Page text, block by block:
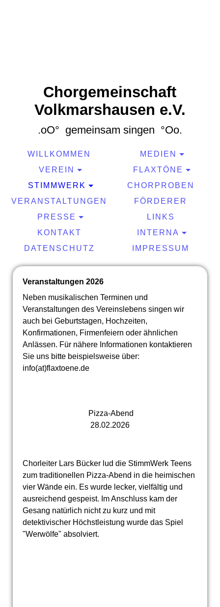
Chorgemeinschaft
Volkmarshausen e.V.
.oO° gemeinsam singen °Oo.
WILLKOMMEN
MEDIEN
VEREIN
FLAXTÖNE
STIMMWERK
CHORPROBEN
VERANSTALTUNGEN
FÖRDERER
PRESSE
LINKS
KONTAKT
INTERNA
DATENSCHUTZ
IMPRESSUM
Veranstaltungen 2026
Neben musikalischen Terminen und
Veranstaltungen des Vereinslebens singen wir
auch bei Geburtstagen, Hochzeiten,
Konfirmationen, Firmenfeiern oder ähnlichen
Anlässen. Für nähere Informationen kontaktieren
Sie uns bitte beispielsweise über:
info(at)flaxtoene.de
Pizza-Abend
28.02.2026
Chorleiter Lars Bücker lud die StimmWerk Teens
zum traditionellen Pizza-Abend in die heimischen
vier Wände ein. Es wurde lecker, vielfältig und
ausreichend gespeist. Im Anschluss kam der
Gesang natürlich nicht zu kurz und mit
detektivischer Höchstleistung wurde das Spiel
"Werwölfe" absolviert.